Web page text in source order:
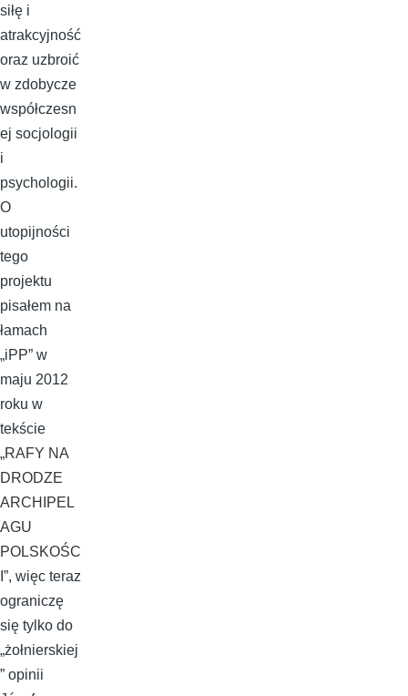
siłę i
atrakcyjność
oraz uzbroić
w zdobycze
współczesn
ej socjologii
i
psychologii.
O
utopijności
tego
projektu
pisałem na
łamach
„iPP” w
maju 2012
roku w
tekście
„RAFY NA
DRODZE
ARCHIPEL
AGU
POLSKOŚC
”, więc teraz
ograniczę
się tylko do
„żołnierskiej
” opinii